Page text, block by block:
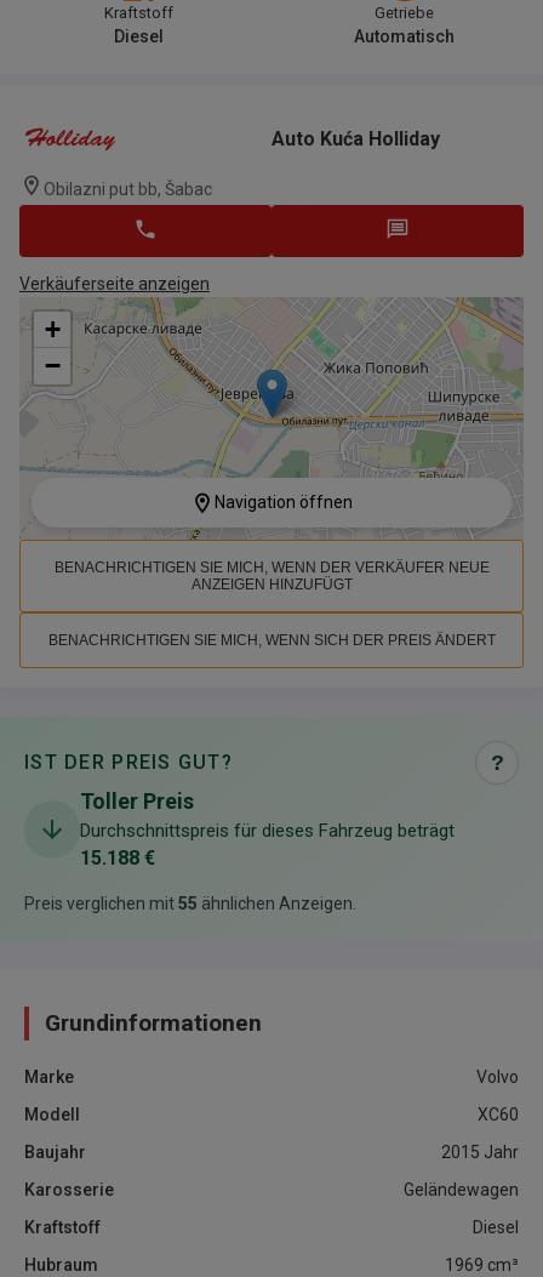
Kraftstoff
Diesel
Getriebe
Automatisch
Auto Kuća Holliday
Obilazni put bb, Šabac
Verkäuferseite anzeigen
+
−
Navigation öffnen
BENACHRICHTIGEN SIE MICH, WENN DER VERKÄUFER NEUE
ANZEIGEN HINZUFÜGT
BENACHRICHTIGEN SIE MICH, WENN SICH DER PREIS ÄNDERT
IST DER PREIS GUT? ?
Toller Preis
Durchschnittspreis für dieses Fahrzeug beträgt
15.188 €
Preis verglichen mit55 ähnlichen Anzeigen
Grundinformationen
Marke
Volvo
Modell
XC60
Baujahr
2015 Jahr
Karosserie
Geländewagen
Kraftstoff
Diesel
Hubraum
1969 cm³